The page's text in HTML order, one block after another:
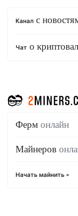
Канал с
Чат о
Ферм онлайн
Майнеров
Начать майнить